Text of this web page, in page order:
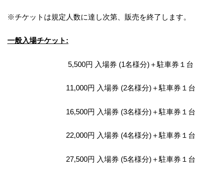
※チケットは規定人数に達し次第、販売を終了します。
一般入場チケット:
5,500円 入場券 (1名様分)＋駐車券１台
11,000円 入場券 (2名様分)＋駐車券１台
16,500円 入場券 (3名様分)＋駐車券１台
22,000円 入場券 (4名様分)＋駐車券１台
27,500円 入場券 (5名様分)＋駐車券１台